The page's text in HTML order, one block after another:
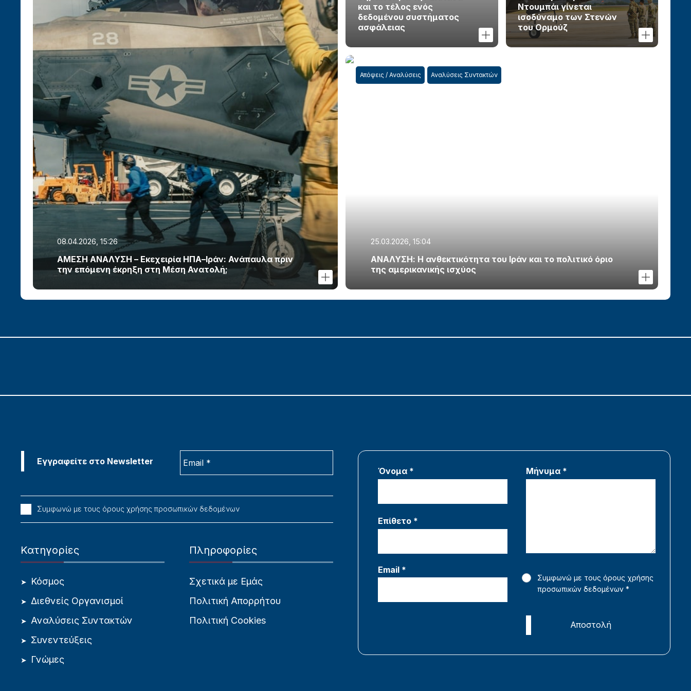
08.04.2026, 15:26
ΑΜΕΣΗ ΑΝΑΛΥΣΗ – Εκεχειρία ΗΠΑ–Ιράν: Ανάπαυλα πριν
την επόμενη έκρηξη στη Μέση Ανατολή;
και το τέλος ενός
δεδομένου συστήματος
ασφάλειας
Ντουμπάι γίνεται
ισοδύναμο των Στενών
του Ορμούζ
Απόψεις / Αναλύσεις Αναλύσεις Συντακτών
25.03.2026, 15:04
ΑΝΑΛΥΣΗ: Η ανθεκτικότητα του Ιράν και το πολιτικό όριο
της αμερικανικής ισχύος
Συμφωνώ με τους όρους χρήσης προσωπικών δεδομένων
Κατηγορίες
Κόσμος
Διεθνείς Οργανισμοί
Αναλύσεις Συντακτών
Συνεντεύξεις
Γνώμες
Πληροφορίες
Σχετικά με Εμάς
Πολιτική Απορρήτου
Πολιτική Cookies
Όνομα *
Επίθετο *
Email *
Μήνυμα *
Συμφωνώ με τους όρους χρήσης
προσωπικών δεδομένων *
Αποστολή